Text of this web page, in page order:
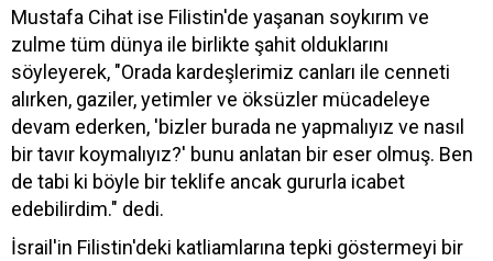
Mustafa Cihat ise Filistin'de yaşanan soykırım ve
zulme tüm dünya ile birlikte şahit olduklarını
söyleyerek, "Orada kardeşlerimiz canları ile cenneti
alırken, gaziler, yetimler ve öksüzler mücadeleye
devam ederken, 'bizler burada ne yapmalıyız ve nasıl
bir tavır koymalıyız?' bunu anlatan bir eser olmuş. Ben
de tabi ki böyle bir teklife ancak gururla icabet
edebilirdim." dedi.
İsrail'in Filistin'deki katliamlarına tepki göstermeyi bir